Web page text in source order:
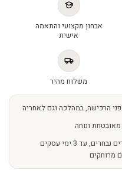
אבחון מקצועי והתאמה
אישית
משלוח מהיר
הרכישה, במהלכה וגם לאחריה
ונוחה
משלוחים מהירים – מהיום להיום באזורים נבחרים, עד 3 ימי עסקים